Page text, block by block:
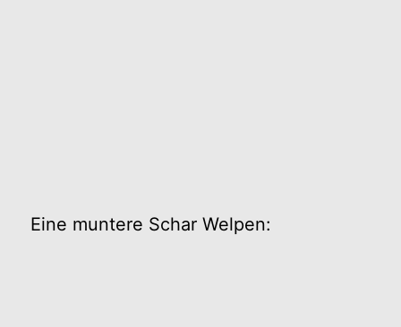
Eine muntere Schar Welpen: